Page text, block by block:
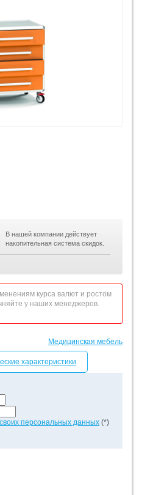
персональных данных (*)
В нашей компании действует
накопительная система скидок.
курса валют и ростом
у наших менеджеров.
Медицинская мебель
характеристики